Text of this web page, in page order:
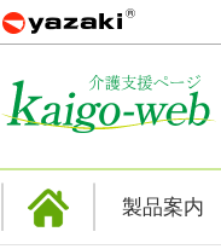
製品案内